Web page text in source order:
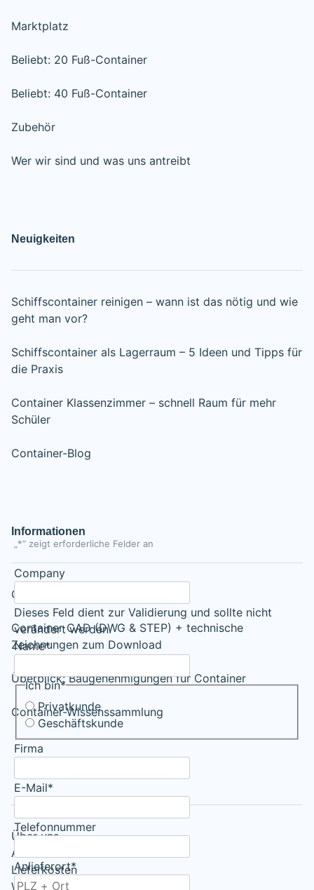
Marktplatz
Beliebt: 20 Fuß-Container
Beliebt: 40 Fuß-Container
Zubehör
Wer wir sind und was uns antreibt
Neuigkeiten
Schiffscontainer reinigen – wann ist das nötig und wie
geht man vor?
Schiffscontainer als Lagerraum – 5 Ideen und Tipps für
die Praxis
Container Klassenzimmer – schnell Raum für mehr
Schüler
Container-Blog
Informationen
CSC-Plakette für Container
Container CAD (DWG & STEP) + technische
Zeichnungen zum Download
Überblick: Baugenehmigungen für Container
Container-Wissenssammlung
Über uns
AGB
Lieferkosten
Widerrufsrecht
*“ zeigt erforderliche Felder an
Company
Dieses Feld dient zur Validierung und sollte nicht
verändert werden.
Name*
Ich bin*
Privatkunde
Geschäftskunde
Firma
E-Mail*
Telefonnummer
Anlieferort*